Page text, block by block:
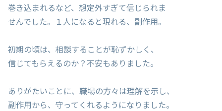
巻き込まれるなど、想定外すぎて信じられま
せんでした。１人になると現れる、副作用。
初期の頃は、相談することが恥ずかしく、
信じてもらえるのか？不安もありました。
ありがたいことに、職場の方々は理解を示し、
副作用から、守ってくれるようになりました。